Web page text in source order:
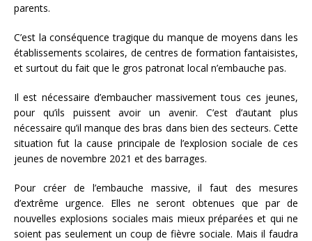
parents.
C’est la conséquence tragique du manque de moyens dans les
établissements scolaires, de centres de formation fantaisistes,
et surtout du fait que le gros patronat local n’embauche pas.
Il est nécessaire d’embaucher massivement tous ces jeunes,
pour qu’ils puissent avoir un avenir. C’est d’autant plus
nécessaire qu’il manque des bras dans bien des secteurs. Cette
situation fut la cause principale de l’explosion sociale de ces
jeunes de novembre 2021 et des barrages.
Pour créer de l’embauche massive, il faut des mesures
d’extrême urgence. Elles ne seront obtenues que par de
nouvelles explosions sociales mais mieux préparées et qui ne
soient pas seulement un coup de fièvre sociale. Mais il faudra